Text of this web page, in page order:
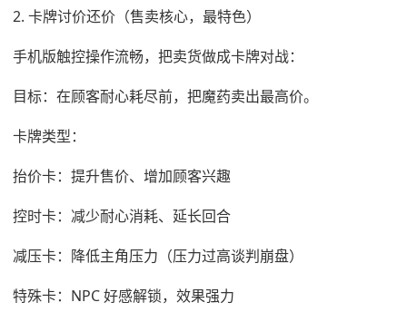
2. 卡牌讨价还价（售卖核心，最特色）
手机版触控操作流畅，把卖货做成卡牌对战：
目标：在顾客耐心耗尽前，把魔药卖出最高价。
卡牌类型：
抬价卡：提升售价、增加顾客兴趣
控时卡：减少耐心消耗、延长回合
减压卡：降低主角压力（压力过高谈判崩盘）
特殊卡：NPC 好感解锁，效果强力